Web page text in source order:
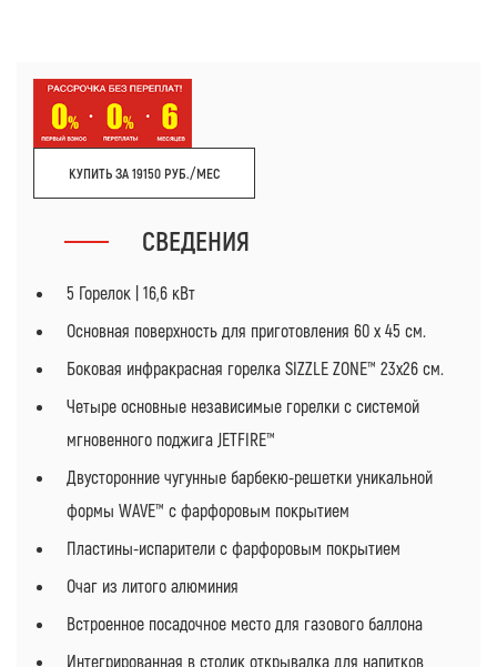
КУПИТЬ ЗА 19150 РУБ./МЕС
СВЕДЕНИЯ
5 Горелок | 16,6 кВт
Основная поверхность для приготовления 60 х 45 см.
Боковая инфракрасная горелка SIZZLE ZONE™ 23х26 см.
Четыре основные независимые горелки с системой
мгновенного поджига JETFIRE™
Двусторонние чугунные барбекю-решетки уникальной
формы WAVE™ с фарфоровым покрытием
Пластины-испарители с фарфоровым покрытием
Очаг из литого алюминия
Встроенное посадочное место для газового баллона
Интегрированная в столик открывалка для напитков